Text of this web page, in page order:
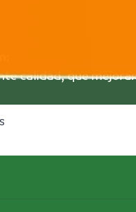
calidad, que